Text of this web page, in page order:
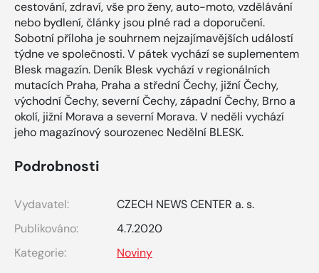
cestování, zdraví, vše pro ženy, auto-moto, vzdělávání
nebo bydlení, články jsou plné rad a doporučení.
Sobotní příloha je souhrnem nejzajímavějších událostí
týdne ve společnosti. V pátek vychází se suplementem
Blesk magazín. Deník Blesk vychází v regionálních
mutacích Praha, Praha a střední Čechy, jižní Čechy,
východní Čechy, severní Čechy, západní Čechy, Brno a
okolí, jižní Morava a severní Morava. V neděli vychází
jeho magazínový sourozenec Nedělní BLESK.
Podrobnosti
Vydavatel:
CZECH NEWS CENTER a. s.
Publikováno:
4.7.2020
Kategorie:
Noviny